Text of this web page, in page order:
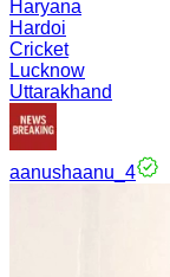
Haryana
Hardoi
Cricket
Lucknow
Uttarakhand
aanushaanu_4